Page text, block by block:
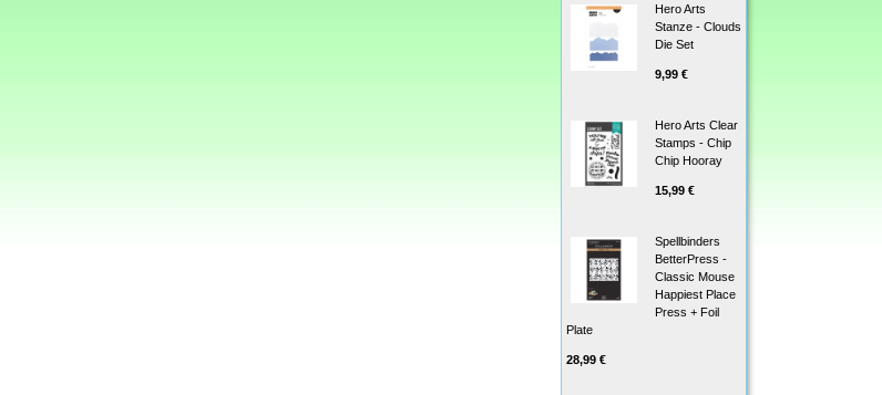
Hero Arts
Stanze - Clouds
Die Set
9,99 €
Hero Arts Clear
Stamps - Chip
Chip Hooray
15,99 €
Spellbinders
BetterPress -
Classic Mouse
Happiest Place
Press + Foil
Plate
28,99 €